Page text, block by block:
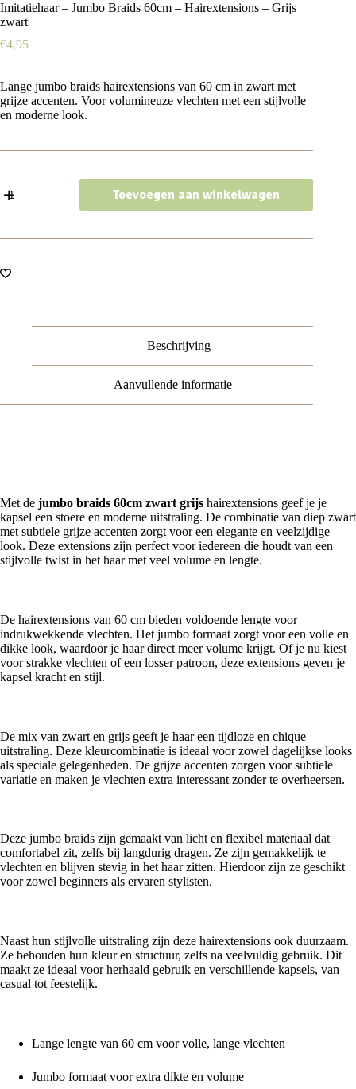
Imitatiehaar – Jumbo Braids 60cm – Hairextensions – Grijs
zwart
€4,95
Lange jumbo braids hairextensions van 60 cm in zwart met
grijze accenten. Voor volumineuze vlechten met een stijlvolle
en moderne look.
60cm
-
Toevoegen aan winkelwagen
Beschrijving
Aanvullende informatie
Met de jumbo braids 60cm zwart grijs hairextensions geef je je
kapsel een stoere en moderne uitstraling. De combinatie van diep zwart
met subtiele grijze accenten zorgt voor een elegante en veelzijdige
look. Deze extensions zijn perfect voor iedereen die houdt van een
stijlvolle twist in het haar met veel volume en lengte.
De hairextensions van 60 cm bieden voldoende lengte voor
indrukwekkende vlechten. Het jumbo formaat zorgt voor een volle en
dikke look, waardoor je haar direct meer volume krijgt. Of je nu kiest
voor strakke vlechten of een losser patroon, deze extensions geven je
kapsel kracht en stijl.
De mix van zwart en grijs geeft je haar een tijdloze en chique
uitstraling. Deze kleurcombinatie is ideaal voor zowel dagelijkse looks
als speciale gelegenheden. De grijze accenten zorgen voor subtiele
variatie en maken je vlechten extra interessant zonder te overheersen.
Deze jumbo braids zijn gemaakt van licht en flexibel materiaal dat
comfortabel zit, zelfs bij langdurig dragen. Ze zijn gemakkelijk te
vlechten en blijven stevig in het haar zitten. Hierdoor zijn ze geschikt
voor zowel beginners als ervaren stylisten.
Naast hun stijlvolle uitstraling zijn deze hairextensions ook duurzaam.
Ze behouden hun kleur en structuur, zelfs na veelvuldig gebruik. Dit
maakt ze ideaal voor herhaald gebruik en verschillende kapsels, van
casual tot feestelijk.
Lange lengte van 60 cm voor volle, lange vlechten
Jumbo formaat voor extra dikte en volume